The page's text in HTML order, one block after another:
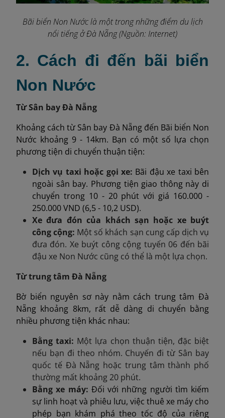
Bãi biển Non Nước là một trong những điểm du lịch
nổi tiếng ở Đà Nẵng (Nguồn: Internet)
2. Cách đi đến bãi biển
Non Nước
Từ Sân bay Đà Nẵng
Khoảng cách từ Sân bay Đà Nẵng đến Bãi biển Non
Nước khoảng 9 - 14km. Bạn có một số lựa chọn
phương tiện di chuyển thuận tiện:
Dịch vụ taxi hoặc gọi xe: Bãi đậu xe taxi bên
ngoài sân bay. Phương tiện giao thông này di
chuyển trong 10 - 20 phút với giá 160.000 -
250.000 VND (6,5 - 10,2 USD).
Xe đưa đón của khách sạn hoặc xe buýt
công cộng: Một số khách sạn cung cấp dịch vụ
đưa đón. Xe buýt công cộng tuyến 06 đến bãi
đậu xe Non Nước cũng có thể là một lựa chọn.
Từ trung tâm Đà Nẵng
Bờ biển nguyên sơ này nằm cách trung tâm Đà
Nẵng khoảng 8km, rất dễ dàng di chuyển bằng
nhiều phương tiện khác nhau:
Bằng taxi: Một lựa chọn thuận tiện, đặc biệt
nếu bạn đi theo nhóm. Chuyến đi từ Sân bay
quốc tế Đà Nẵng hoặc trung tâm thành phố
thường mất khoảng 20 phút.
Bằng xe máy: Đối với những người tìm kiếm
sự linh hoạt và phiêu lưu, việc thuê xe máy cho
phép bạn khám phá theo tốc độ của riêng